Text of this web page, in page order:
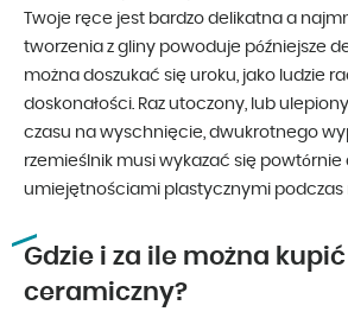
Twoje ręce jest bardzo delikatna a
tworzenia z gliny powoduje późniejsze
można doszukać się uroku, jako ludzie
doskonałości. Raz utoczony, lub
czasu na wyschnięcie, dwukrotnego
rzemieślnik musi wykazać się powtórnie
umiejętnościami plastycznymi podczas
Gdzie i za ile można
ceramiczny?